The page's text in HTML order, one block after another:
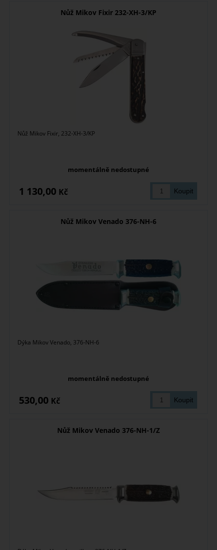
Nůž Mikov Fixir 232-XH-3/KP
Nůž Mikov Fixir, 232-XH-3/KP
momentálně nedostupné
1 130,00 Kč
Nůž Mikov Venado 376-NH-6
Dýka Mikov Venado, 376-NH-6
momentálně nedostupné
530,00 Kč
Nůž Mikov Venado 376-NH-1/Z